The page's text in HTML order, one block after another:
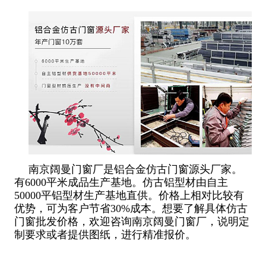
南京阔曼门窗厂是铝合金仿古门窗源头厂家。
有6000平米成品生产基地。仿古铝型材由自主
50000平铝型材生产基地直供。价格上相对比较有
优势，可为客户节省30%成本。想要了解具体仿古
门窗批发价格，欢迎咨询南京阔曼门窗厂，说明定
制要求或者提供图纸，进行精准报价。